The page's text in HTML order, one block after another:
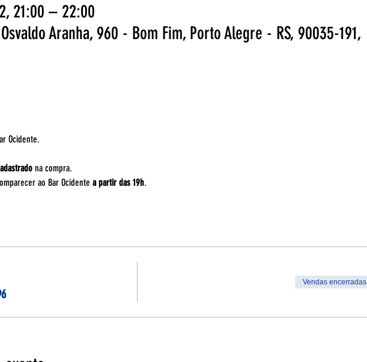
21:00 – 22:00
Aranha, 960 - Bom Fim, Porto Alegre - RS, 90035-191,
Ocidente.
na compra.
ao Bar Ocidente a partir das 19h.
Vendas encerradas